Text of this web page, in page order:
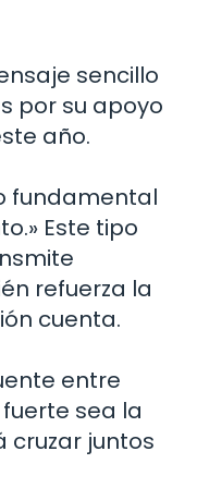
sencillo
por su apoyo
año.
fundamental
Este tipo
refuerza la
cuenta.
entre
sea la
cruzar juntos